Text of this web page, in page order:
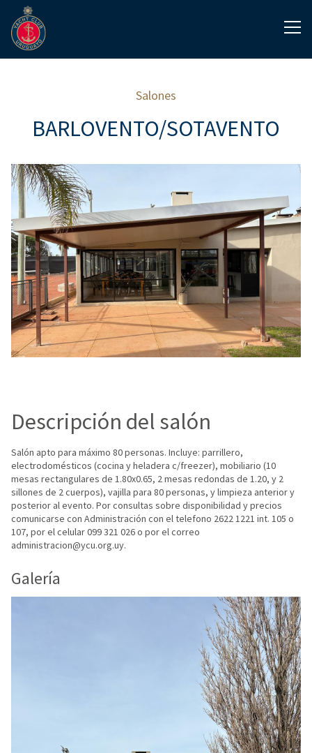
Salones
BARLOVENTO/SOTAVENTO
Descripción del salón
Salón apto para máximo 80 personas. Incluye: parrillero,
electrodomésticos (cocina y heladera c/freezer), mobiliario (10
mesas rectangulares de 1.80x0.65, 2 mesas redondas de 1.20, y 2
sillones de 2 cuerpos), vajilla para 80 personas, y limpieza anterior y
posterior al evento. Por consultas sobre disponibilidad y precios
comunicarse con Administración con el telefono 2622 1221 int. 105 o
107, por el celular 099 321 026 o por el correo
administracion@ycu.org.uy.
Galería